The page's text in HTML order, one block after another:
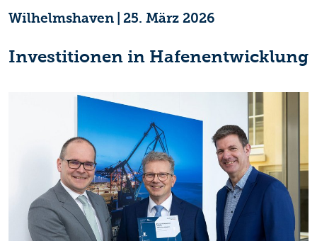
Wilhelmshaven 25. März 2026
Investitionen in Hafenentwicklung